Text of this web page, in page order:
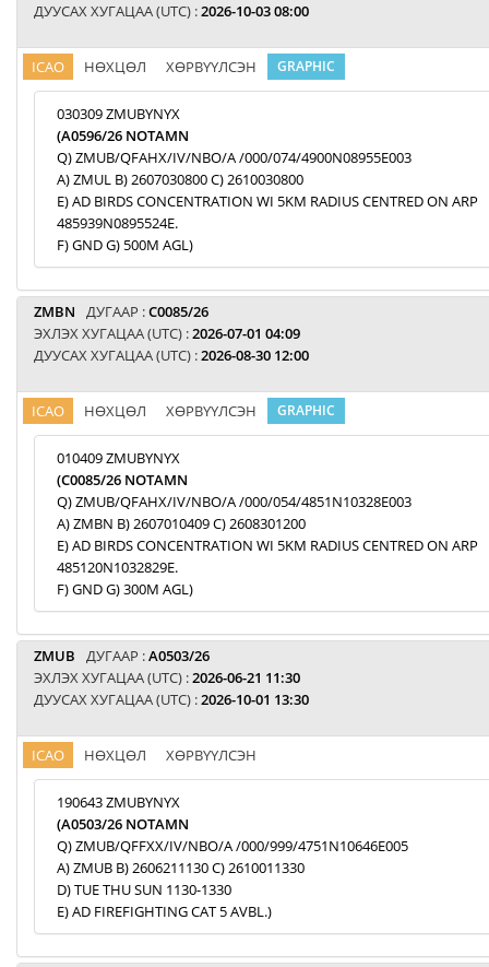
ДУУСАХ ХУГАЦАА (UTC) :2026-10-03 08:00
ICAO НӨХЦӨЛ ХӨРВҮҮЛСЭН GRAPHIC
030309 ZMUBYNYX
(A0596/26 NOTAMN
Q) ZMUB/QFAHX/IV/NBO/A /000/074/4900N08955E003
A) ZMUL B) 2607030800 C) 2610030800
E) AD BIRDS CONCENTRATION WI 5KM RADIUS CENTRED ON ARP
485939N0895524E.
F) GND G) 500M AGL)
ZMBN ДУГААР :C0085/26
ЭХЛЭХ ХУГАЦАА (UTC) :2026-07-01 04:09
ДУУСАХ ХУГАЦАА (UTC) :2026-08-30 12:00
ICAO НӨХЦӨЛ ХӨРВҮҮЛСЭН GRAPHIC
010409 ZMUBYNYX
(C0085/26 NOTAMN
Q) ZMUB/QFAHX/IV/NBO/A /000/054/4851N10328E003
A) ZMBN B) 2607010409 C) 2608301200
E) AD BIRDS CONCENTRATION WI 5KM RADIUS CENTRED ON ARP
485120N1032829E.
F) GND G) 300M AGL)
ZMUB ДУГААР :A0503/26
ЭХЛЭХ ХУГАЦАА (UTC) :2026-06-21 11:30
ДУУСАХ ХУГАЦАА (UTC) :2026-10-01 13:30
ICAO НӨХЦӨЛ ХӨРВҮҮЛСЭН
190643 ZMUBYNYX
(A0503/26 NOTAMN
Q) ZMUB/QFFXX/IV/NBO/A /000/999/4751N10646E005
A) ZMUB B) 2606211130 C) 2610011330
D) TUE THU SUN 1130-1330
E) AD FIREFIGHTING CAT 5 AVBL.)